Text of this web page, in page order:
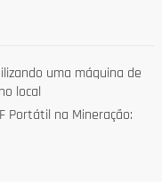
uma máquina de
local
Portátil na Mineração: